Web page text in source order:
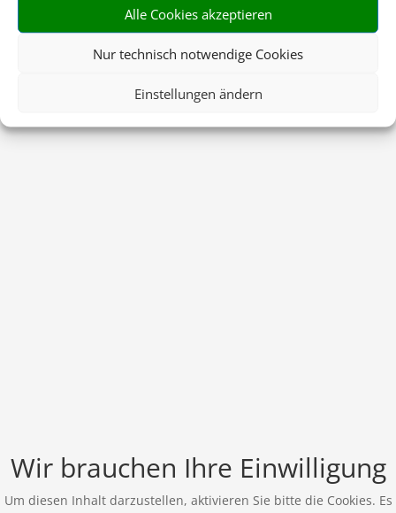
Alle Cookies akzeptieren
Nur technisch notwendige Cookies
Einstellungen ändern
Wir brauchen Ihre Einwilligung
Um diesen Inhalt darzustellen, aktivieren Sie bitte die Cookies. Es